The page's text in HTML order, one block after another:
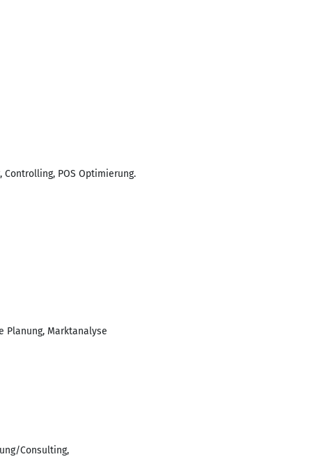
POS Optimierung.
Planung, Marktanalyse
Consulting,